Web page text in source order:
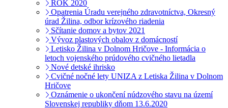
ROK 2020
Opatrenia Úradu verejného zdravotníctva, Okresný
úrad Žilina, odbor krízového riadenia
Sčítanie domov a bytov 2021
Vývoz plastových obalov z domácností
Letisko Žilina v Dolnom Hričove - Informácia o
letoch vojenského prúdového cvičného lietadla
Nové detské ihrisko
Cvičné nočné lety UNIZA z Letiska Žilina v Dolnom
Hričove
Oznámenie o ukončení núdzového stavu na území
Slovenskej republiky dňom 13.6.2020